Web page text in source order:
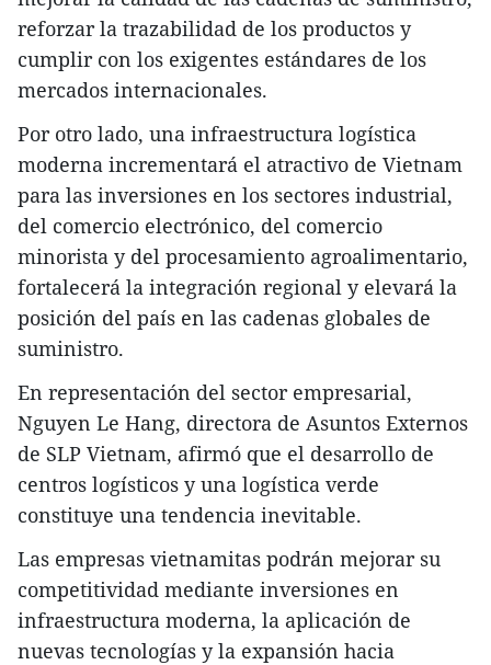
reforzar la trazabilidad de los productos y
cumplir con los exigentes estándares de los
mercados internacionales.
Por otro lado, una infraestructura logística
moderna incrementará el atractivo de Vietnam
para las inversiones en los sectores industrial,
del comercio electrónico, del comercio
minorista y del procesamiento agroalimentario,
fortalecerá la integración regional y elevará la
posición del país en las cadenas globales de
suministro.
En representación del sector empresarial,
Nguyen Le Hang, directora de Asuntos Externos
de SLP Vietnam, afirmó que el desarrollo de
centros logísticos y una logística verde
constituye una tendencia inevitable.
Las empresas vietnamitas podrán mejorar su
competitividad mediante inversiones en
infraestructura moderna, la aplicación de
nuevas tecnologías y la expansión hacia